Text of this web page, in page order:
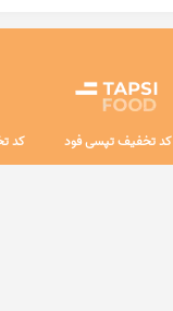
کد تخفیف تپسی فود کد